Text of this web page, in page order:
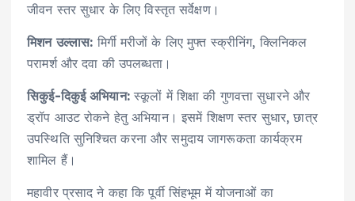
जीवन स्तर सुधार के लिए विस्तृत सर्वेक्षण।
मिशन उल्लास: मिर्गी मरीजों के लिए मुफ्त स्क्रीनिंग, क्लिनिकल
परामर्श और दवा की उपलब्धता।
सिकुई-दिकुई अभियान:स्कूलों में शिक्षा की गुणवत्ता सुधारने और
ड्रॉप आउट रोकने हेतु अभियान। इसमें शिक्षण स्तर सुधार, छात्र
उपस्थिति सुनिश्चित करना और समुदाय जागरूकता कार्यक्रम
शामिल हैं।
महावीर प्रसाद ने कहा कि पूर्वी सिंहभूम में योजनाओं का